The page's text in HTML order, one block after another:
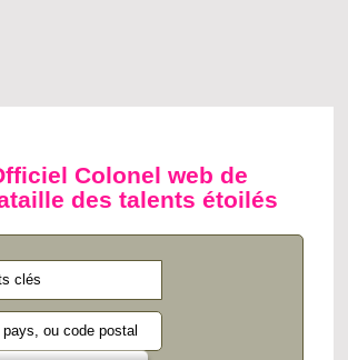
Colonel web de
des talents étoilés